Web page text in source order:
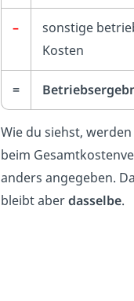
–
sonstige
Kosten
=
Wie du siehst,
beim
anders angegeben.
bleibt aberdasselbe.